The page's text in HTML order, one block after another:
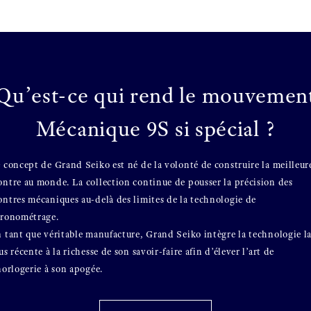
ce qui rend le
Mécanique 9S si spécial ?
concept de Grand Seiko est né de la volonté de construire la
au monde. La collection continue de pousser la précision des
mécaniques au-delà des limites de la technologie de
tant que véritable manufacture, Grand Seiko intègre la technologie la
récente à la richesse de son savoir-faire afin d’élever l’art de
à son apogée.